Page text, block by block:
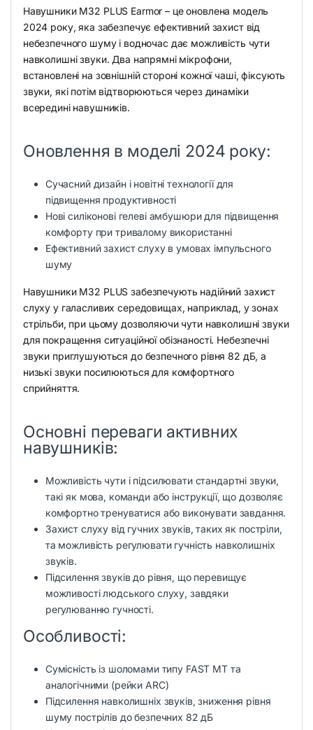
Навушники M32 PLUS Earmor – це оновлена модель
2024 року, яка забезпечує ефективний захист від
небезпечного шуму і водночас дає можливість чути
навколишні звуки. Два напрямні мікрофони,
встановлені на зовнішній стороні кожної чаші, фіксують
звуки, які потім відтворюються через динаміки
всередині навушників.
Оновлення в моделі 2024 року:
Сучасний дизайн і новітні технології для
підвищення продуктивності
Нові силіконові гелеві амбушюри для підвищення
комфорту при тривалому використанні
Ефективний захист слуху в умовах імпульсного
шуму
Навушники M32 PLUS забезпечують надійний захист
слуху у галасливих середовищах, наприклад, у зонах
стрільби, при цьому дозволяючи чути навколишні звуки
для покращення ситуаційної обізнаності. Небезпечні
звуки приглушуються до безпечного рівня 82 дБ, а
низькі звуки посилюються для комфортного
сприйняття.
Основні переваги активних
навушників:
Можливість чути і підсилювати стандартні звуки,
такі як мова, команди або інструкції, що дозволяє
комфортно тренуватися або виконувати завдання.
Захист слуху від гучних звуків, таких як постріли,
та можливість регулювати гучність навколишніх
звуків.
Підсилення звуків до рівня, що перевищує
можливості людського слуху, завдяки
регулюванню гучності.
Особливості:
Сумісність із шоломами типу FAST MT та
аналогічними (рейки ARC)
Підсилення навколишніх звуків, зниження рівня
шуму пострілів до безпечних 82 дБ